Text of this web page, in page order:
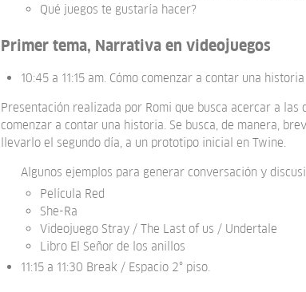
Qué juegos te gustaría hacer?
Primer tema, Narrativa en videojuegos
10:45 a 11:15 am. Cómo comenzar a contar una historia
Presentación realizada por Romi que busca acercar a
comenzar a contar una historia. Se busca, de manera,
llevarlo el segundo día, a un prototipo inicial en Twine.
Algunos ejemplos para generar conversación y
Película Red
She-Ra
Videojuego Stray / The Last of us / Undertale
Libro El Señor de los anillos
11:15 a 11:30 Break / Espacio 2° piso.